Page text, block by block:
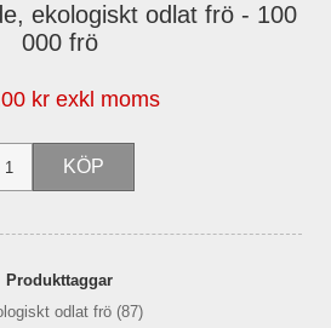
ekologiskt odlat frö - 100
000 frö
kr exkl moms
Produkttaggar
odlat frö (87)